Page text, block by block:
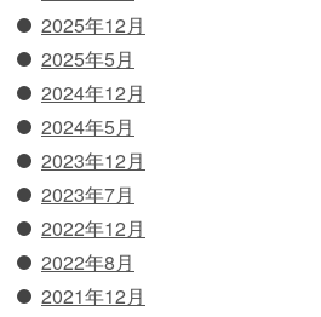
2025年12月
2025年5月
2024年12月
2024年5月
2023年12月
2023年7月
2022年12月
2022年8月
2021年12月